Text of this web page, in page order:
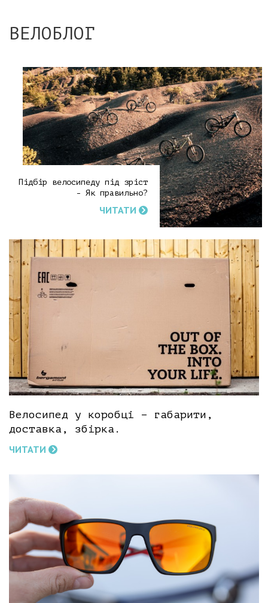
ВЕЛОБЛОГ
Підбір велосипеду під зріст
- Як правильно?
ЧИТАТИ
Велосипед у коробці – габарити,
доставка, збірка.
ЧИТАТИ